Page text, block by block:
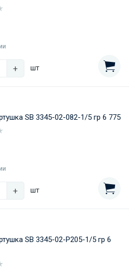
+ шт
SB 3345-02-082-1/5 гр 6 775
+ шт
SB 3345-02-Р205-1/5 гр 6